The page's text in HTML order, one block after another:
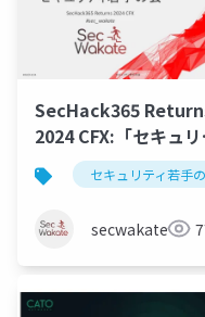
SecHack365
2024 CFX:「セキュ
ィ若手の会」コミュ
ティ紹介資料
セキュリティ若手
secwakate